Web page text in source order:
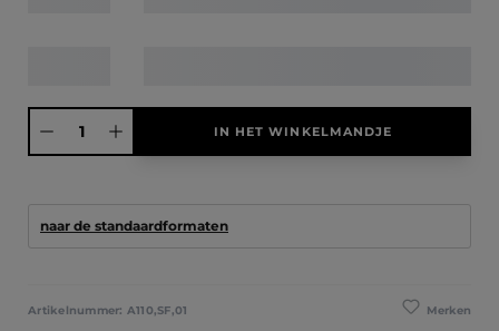
IN HET WINKELMANDJE
naar de standaardformaten
Merken
Artikelnummer: A110,SF,01